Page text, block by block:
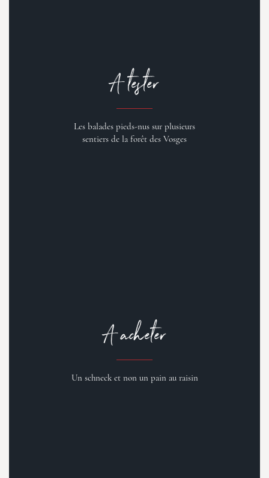
A tester
Les balades pieds-nus sur plusieurs
sentiers de la forêt des Vosges
A acheter
Un schneck et non un pain au raisin